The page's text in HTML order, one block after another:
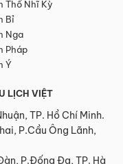
Thổ Nhĩ Kỳ
Bỉ
Nga
Pháp
Ý
LỊCH VIỆT
TP. Hồ Chí Minh.
P.Cầu Ông Lãnh,
P.Đống Đa, TP. Hà